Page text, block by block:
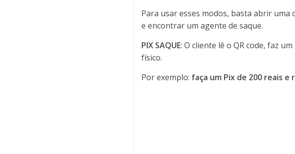
Para usar esses modos, basta abrir
e encontrar um agente de saque.
PIX SAQUE: O cliente lê o QR code, faz
físico.
Por exemplo: faça um Pix de 200 reais e